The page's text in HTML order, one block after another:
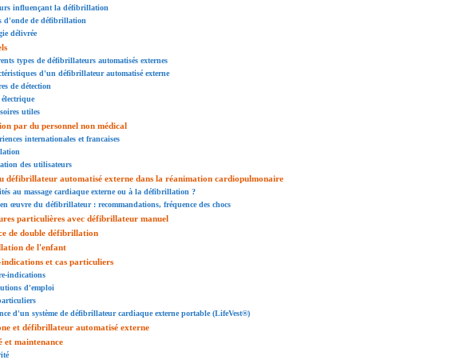
influençant la défibrillation
d'onde de défibrillation
délivrée
types de défibrillateurs automatisés externes
d'un défibrillateur automatisé externe
de détection
utiles
par du personnel non médical
internationales et francaises
des utilisateurs
défibrillateur automatisé externe dans la réanimation cardiopulmonaire
au massage cardiaque externe ou à la défibrillation ?
œuvre du défibrillateur : recommandations, fréquence des chocs
particulières avec défibrillateur manuel
de double défibrillation
de l'enfant
et cas particuliers
indications
d'emploi
d'un système de défibrillateur cardiaque externe portable (LifeVest®)
et défibrillateur automatisé externe
et maintenance